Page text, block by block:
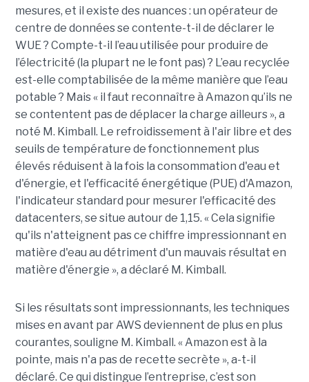
mesures, et il existe des nuances : un opérateur de
centre de données se contente-t-il de déclarer le
WUE ? Compte-t-il l’eau utilisée pour produire de
l’électricité (la plupart ne le font pas) ? L’eau recyclée
est-elle comptabilisée de la même manière que l’eau
potable ? Mais « il faut reconnaître à Amazon qu’ils ne
se contentent pas de déplacer la charge ailleurs », a
noté M. Kimball. Le refroidissement à l'air libre et des
seuils de température de fonctionnement plus
élevés réduisent à la fois la consommation d'eau et
d'énergie, et l'efficacité énergétique (PUE) d'Amazon,
l'indicateur standard pour mesurer l'efficacité des
datacenters, se situe autour de 1,15. « Cela signifie
qu'ils n'atteignent pas ce chiffre impressionnant en
matière d'eau au détriment d'un mauvais résultat en
matière d'énergie », a déclaré M. Kimball.
Si les résultats sont impressionnants, les techniques
mises en avant par AWS deviennent de plus en plus
courantes, souligne M. Kimball. « Amazon est à la
pointe, mais n'a pas de recette secrète », a-t-il
déclaré. Ce qui distingue l’entreprise, c’est son